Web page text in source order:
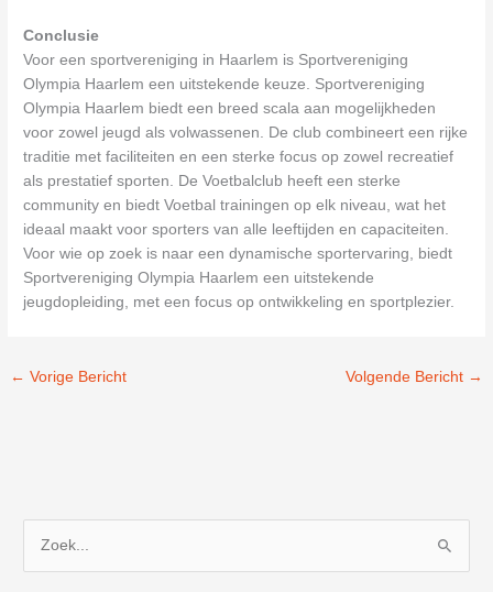
Conclusie
Voor een sportvereniging in Haarlem is Sportvereniging
Olympia Haarlem een uitstekende keuze. Sportvereniging
Olympia Haarlem biedt een breed scala aan mogelijkheden
voor zowel jeugd als volwassenen. De club combineert een rijke
traditie met faciliteiten en een sterke focus op zowel recreatief
als prestatief sporten. De Voetbalclub heeft een sterke
community en biedt Voetbal trainingen op elk niveau, wat het
ideaal maakt voor sporters van alle leeftijden en capaciteiten.
Voor wie op zoek is naar een dynamische sportervaring, biedt
Sportvereniging Olympia Haarlem een uitstekende
jeugdopleiding, met een focus op ontwikkeling en sportplezier.
← Vorige Bericht Volgende Bericht →